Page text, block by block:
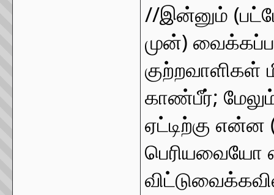
//இன்னும்
முன்)
குற்றவாளிகள்
காண்பீர்;
ஏட்டிற்கு என்ன
பெரியவையோ